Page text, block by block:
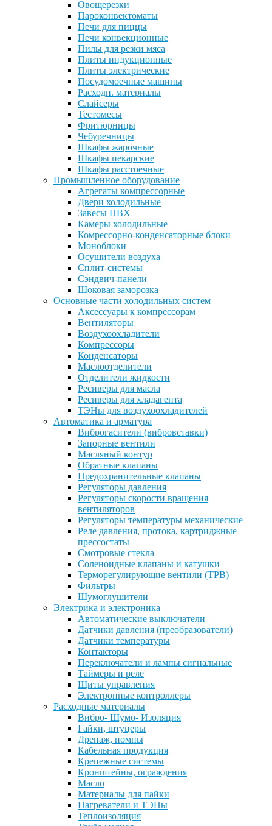
Овощерезки
Пароконвектоматы
Печи для пиццы
Печи конвекционные
Пилы для резки мяса
Плиты индукционные
Плиты электрические
Посудомоечные машины
Расходн. материалы
Слайсеры
Тестомесы
Фритюрницы
Чебуречницы
Шкафы жарочные
Шкафы пекарские
Шкафы расстоечные
Промышленное оборудование
Агрегаты компрессорные
Двери холодильные
Завесы ПВХ
Камеры холодильные
Комрессорно-конденсаторные блоки
Моноблоки
Осушители воздуха
Сплит-системы
Сэндвич-панели
Шоковая заморозка
Основные части холодильных систем
Аксессуары к компрессорам
Вентиляторы
Воздухоохладители
Компрессоры
Конденсаторы
Маслоотделители
Отделители жидкости
Ресиверы для масла
Ресиверы для хладагента
ТЭНы для воздухоохладителей
Автоматика и арматура
Виброгасители (вибровставки)
Запорные вентили
Масляный контур
Обратные клапаны
Предохранительные клапаны
Регуляторы давления
Регуляторы скорости вращения
вентиляторов
Регуляторы температуры механические
Реле давления, протока, картриджные
прессостаты
Смотровые стекла
Соленоидные клапаны и катушки
Терморегулирующие вентили (ТРВ)
Фильтры
Шумоглушители
Электрика и электроника
Автоматические выключатели
Датчики давления (преобразователи)
Датчики температуры
Контакторы
Переключатели и лампы сигнальные
Таймеры и реле
Щиты управления
Электронные контроллеры
Расходные материалы
Вибро- Шумо- Изоляция
Гайки, штуцеры
Дренаж, помпы
Кабельная продукция
Крепежные системы
Кронштейны, ограждения
Масло
Материалы для пайки
Нагреватели и ТЭНы
Теплоизоляция